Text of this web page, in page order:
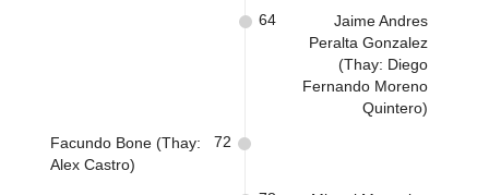
Jaime Andres
Peralta Gonzalez
(Thay: Diego
Fernando Moreno
Quintero)
64
Facundo Bone (Thay:
Alex Castro)
72